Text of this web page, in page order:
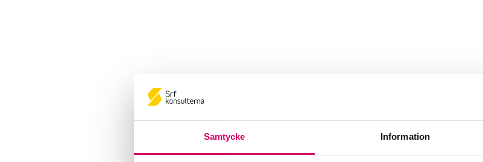
Samtycke Information